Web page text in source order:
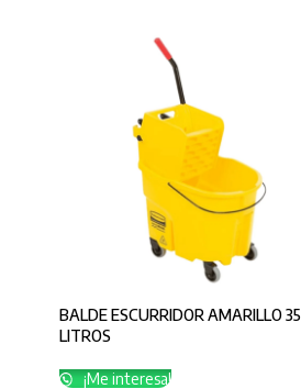
BALDE ESCURRIDOR AMARILLO 35
LITROS
¡Me interesa!